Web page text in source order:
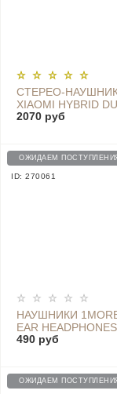
СТЕРЕО-
XIAOMI HYBRID
DRIVERS
2070 руб
ОЖИДАЕМ
ID: 270061
НАУШНИКИ
EAR
HSEJ03JY /
490 руб
ОЖИДАЕМ